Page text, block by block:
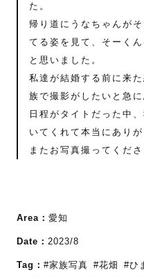
た。
帰り道にうなちゃんが
てる姿を見て、そーく
と思いました。
私達が結婚する前に来
族で撮影がしたいと急
日程がタイトだった中
いてくれて本当にありが
またお写真撮ってくださ
Area： 愛知
Date： 2023/8
Tag： #家族写真 #花畑 #ひ